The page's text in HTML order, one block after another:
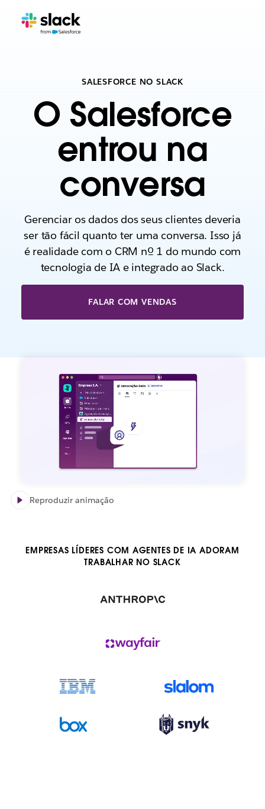
SALESFORCE NO SLACK
O Salesforce
entrou na
conversa
Gerenciar os dados dos seus clientes deveria
ser tão fácil quanto ter uma conversa. Isso já
é realidade com o CRM nº 1 do mundo com
tecnologia de IA e integrado ao Slack.
FALAR COM VENDAS
Reproduzir animação
EMPRESAS LÍDERES COM AGENTES DE IA ADORAM
TRABALHAR NO SLACK